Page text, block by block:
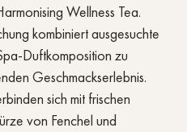
Wellness Tea.
kombiniert ausgesuchte
Duftkomposition zu
Geschmackserlebnis.
sich mit frischen
von Fenchel und